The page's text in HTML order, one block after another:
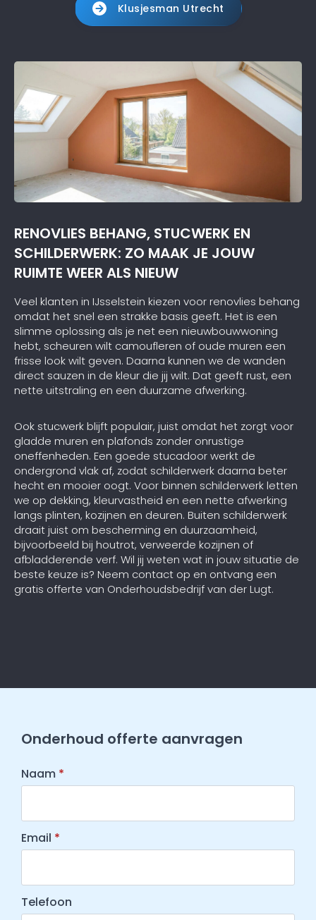
Klusjesman Utrecht
RENOVLIES BEHANG, STUCWERK EN
SCHILDERWERK: ZO MAAK JE JOUW
RUIMTE WEER ALS NIEUW
Veel klanten in IJsselstein kiezen voor renovlies behang
omdat het snel een strakke basis geeft. Het is een
slimme oplossing als je net een nieuwbouwwoning
hebt, scheuren wilt camoufleren of oude muren een
frisse look wilt geven. Daarna kunnen we de wanden
direct sauzen in de kleur die jij wilt. Dat geeft rust, een
nette uitstraling en een duurzame afwerking.
Ook stucwerk blijft populair, juist omdat het zorgt voor
gladde muren en plafonds zonder onrustige
oneffenheden. Een goede stucadoor werkt de
ondergrond vlak af, zodat schilderwerk daarna beter
hecht en mooier oogt. Voor binnen schilderwerk letten
we op dekking, kleurvastheid en een nette afwerking
langs plinten, kozijnen en deuren. Buiten schilderwerk
draait juist om bescherming en duurzaamheid,
bijvoorbeeld bij houtrot, verweerde kozijnen of
afbladderende verf. Wil jij weten wat in jouw situatie de
beste keuze is? Neem contact op en ontvang een
gratis offerte van Onderhoudsbedrijf van der Lugt.
Onderhoud offerte aanvragen
Naam *
Email *
Telefoon